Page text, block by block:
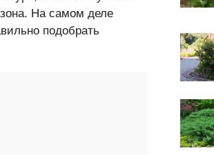
На самом деле
подобрать